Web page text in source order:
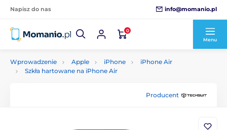
Napisz do nas info@momanio.pl
0
Menu
Wprowadzenie Apple iPhone
iPhone Air
Szkła hartowane na iPhone Air
Producent